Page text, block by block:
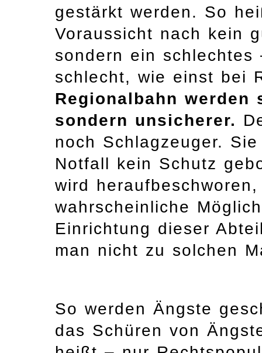
gestärkt werden. So
Voraussicht nach kein
sondern ein
schlecht, wie einst bei
Regionalbahn
sondern unsicherer.
noch Schlagzeuger.
Notfall kein Schutz
wird
wahrscheinliche
Einrichtung dieser
man nicht zu solchen
So werden Ängste
das Schüren von